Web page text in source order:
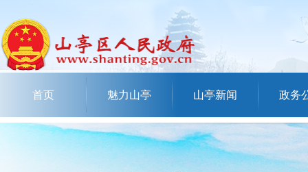
首页 魅力山亭 山亭新闻 政务